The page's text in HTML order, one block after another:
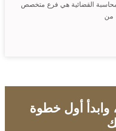
القضائية هي فرع متخصص
من
وابدأ أول خطوة